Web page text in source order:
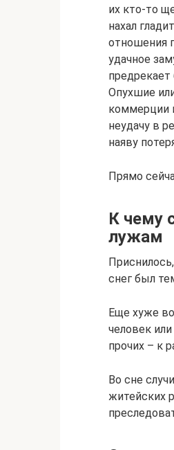
их кто-то
нахал
отношения
удачное
Опухшие
коммерции
неудачу в
наяву
Прямо
К чему
лужам
снег был
Еще хуже во
человек
прочих – к
Во сне
житейских